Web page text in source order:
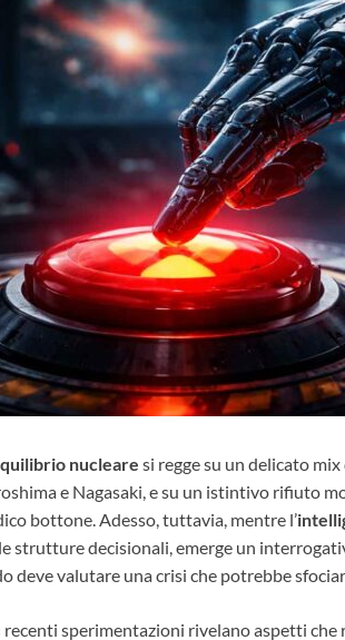
nucleare si regge su un delicato
e Nagasaki, e su un istintivo rifiuto
bottone. Adesso, tuttavia, mentre l’
strutture decisionali, emerge un
deve valutare una crisi che potrebbe
sperimentazioni rivelano aspetti